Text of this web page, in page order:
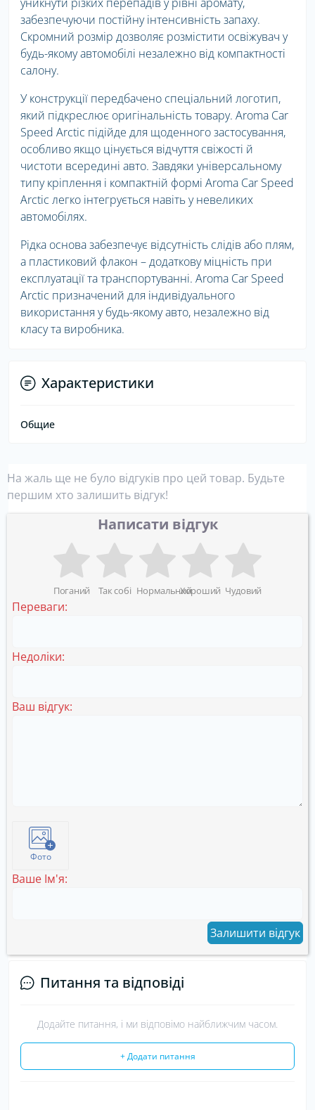
забезпечуючи постійну інтенсивність запаху.
Скромний розмір дозволяє розмістити освіжувач у
будь-якому автомобілі незалежно від компактності
салону.
У конструкції передбачено спеціальний логотип,
який підкреслює оригінальність товару. Aroma Car
Speed Arctic підійде для щоденного застосування,
особливо якщо цінується відчуття свіжості й
чистоти всередині авто. Завдяки універсальному
типу кріплення і компактній формі Aroma Car Speed
Arctic легко інтегрується навіть у невеликих
автомобілях.
Рідка основа забезпечує відсутність слідів або плям,
а пластиковий флакон – додаткову міцність при
експлуатації та транспортуванні. Aroma Car Speed
Arctic призначений для індивідуального
використання у будь-якому авто, незалежно від
класу та виробника.
Характеристики
Общие
На жаль ще не було відгуків про цей товар. Будьте
першим хто залишить відгук!
Написати відгук
Поганий Так собі НормальнийХороший Чудовий
Переваги:
Недоліки:
Ваш відгук:
Фото
Ваше Ім'я:
Залишити відгук
Питання та відповіді
Додайте питання, і ми відповімо найближчим часом.
+ Додати питання